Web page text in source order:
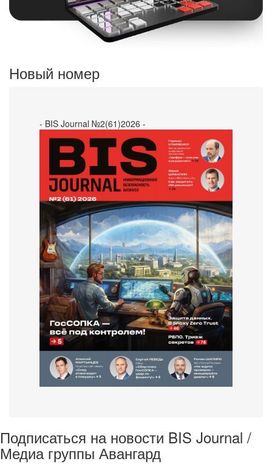
Новый номер
- BIS Journal №2(61)2026 -
Подписаться на новости BIS Journal /
Медиа группы Авангард